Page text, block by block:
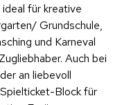
für kreative
Grundschule,
und Karneval
Auch bei
an liebevoll
Block für